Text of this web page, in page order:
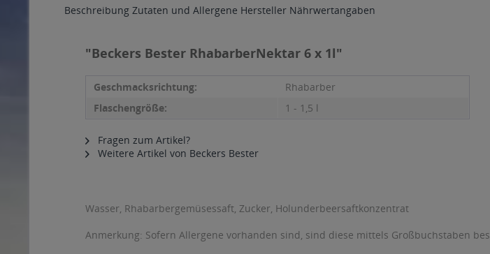
Beschreibung Zutaten und Allergene Hersteller Nährwertangaben
"Beckers Bester RhabarberNektar 6 x 1l"
Geschmacksrichtung:
Rhabarber
Flaschengröße:
1 - 1,5 l
Fragen zum Artikel?
Weitere Artikel von Beckers Bester
Wasser, Rhabarbergemüsessaft, Zucker, Holunderbeersaftkonzentrat
Anmerkung: Sofern Allergene vorhanden sind, sind diese mittels Großbuchstaben